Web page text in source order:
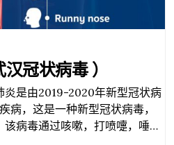
冠状病毒 ）
炎是由2019-2020年新型冠状病
病，这是一种新型冠状病毒，
病毒通过咳嗽，打喷嚏，唾液